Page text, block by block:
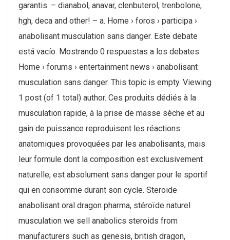
garantis. – dianabol, anavar, clenbuterol, trenbolone,
hgh, deca and other! – a. Home › foros › participa ›
anabolisant musculation sans danger. Este debate
está vacío. Mostrando 0 respuestas a los debates.
Home › forums › entertainment news › anabolisant
musculation sans danger. This topic is empty. Viewing
1 post (of 1 total) author. Ces produits dédiés à la
musculation rapide, à la prise de masse sèche et au
gain de puissance reproduisent les réactions
anatomiques provoquées par les anabolisants, mais
leur formule dont la composition est exclusivement
naturelle, est absolument sans danger pour le sportif
qui en consomme durant son cycle. Steroide
anabolisant oral dragon pharma, stéroïde naturel
musculation we sell anabolics steroids from
manufacturers such as genesis, british dragon,